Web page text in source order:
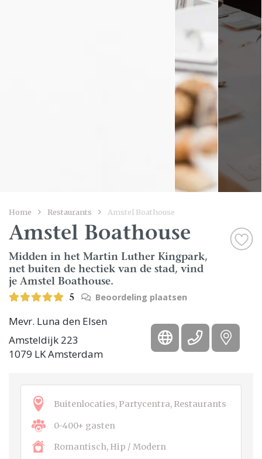
Home Restaurants Amstel Boathouse
Amstel Boathouse
Midden in het Martin Luther Kingpark,
net buiten de hectiek van de stad, vind
je Amstel Boathouse.
5 Beoordeling plaatsen
Mevr. Luna den Elsen
Amsteldijk 223
1079 LK Amsterdam
Buitenlocaties, Partycentra, Restaurants
0-400+ gasten
Romantisch, Hip / Modern